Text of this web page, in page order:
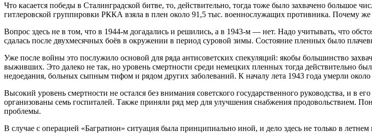
Что касается победы в Сталинградской битве, то, действительно, тогда тоже было захвачено
гитлеровской группировки РККА взяла в плен около 91,5 тыс. военнослужащих противника. Почему
Вопрос здесь не в том, что в 1944-м догадались и решились, а в 1943-м — нет. Надо учитывать, что
сдалась после двухмесячных боёв в окружении в период суровой зимы. Состояние пленных было
Уже после войны это послужило основой для ряда антисоветских спекуляций: якобы большинство
выживших. Это далеко не так, но уровень смертности среди немецких пленных тогда действительно
недоедания, больных сыпным тифом и рядом других заболеваний. К началу лета 1943 года умерли
Высокий уровень смертности не остался без внимания советского государственного руководства, и в
организованы семь госпиталей. Также приняли ряд мер для улучшения снабжения продовольствием.
проблемы.
В случае с операцией «Багратион» ситуация была принципиально иной, и дело здесь не только в